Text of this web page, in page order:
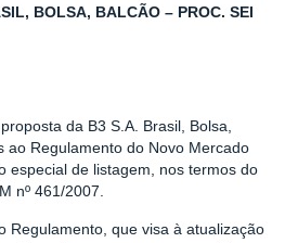
BOLSA, BALCÃO – PROC. SEI
da B3 S.A. Brasil, Bolsa,
ao Regulamento do Novo Mercado
especial de listagem, nos termos do
nº 461/2007.
Regulamento, que visa à atualização